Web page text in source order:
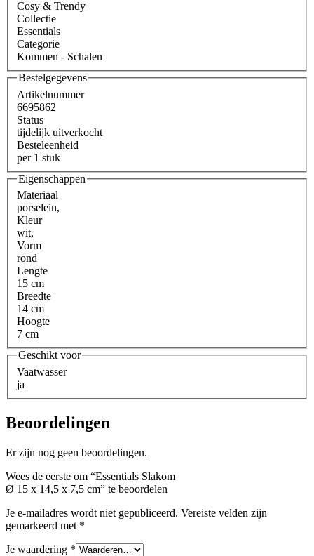
Cosy & Trendy
Collectie
Essentials
Categorie
Kommen - Schalen
Bestelgegevens
Artikelnummer
6695862
Status
tijdelijk uitverkocht
Besteleenheid
per 1 stuk
Eigenschappen
Materiaal
porselein,
Kleur
wit,
Vorm
rond
Lengte
15 cm
Breedte
14 cm
Hoogte
7 cm
Geschikt voor
Vaatwasser
ja
Beoordelingen
Er zijn nog geen beoordelingen.
Wees de eerste om “Essentials Slakom
Ø 15 x 14,5 x 7,5 cm” te beoordelen
Je e-mailadres wordt niet gepubliceerd. Vereiste velden zijn
gemarkeerd met *
Je waardering *